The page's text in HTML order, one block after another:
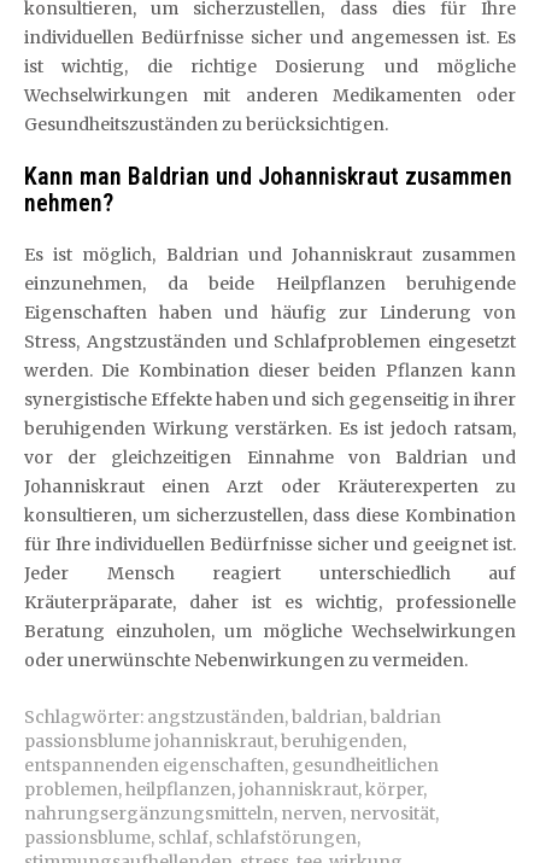
konsultieren, um sicherzustellen, dass dies für Ihre
individuellen Bedürfnisse sicher und angemessen ist. Es
ist wichtig, die richtige Dosierung und mögliche
Wechselwirkungen mit anderen Medikamenten oder
Gesundheitszuständen zu berücksichtigen.
Kann man Baldrian und Johanniskraut zusammen
nehmen?
Es ist möglich, Baldrian und Johanniskraut zusammen
einzunehmen, da beide Heilpflanzen beruhigende
Eigenschaften haben und häufig zur Linderung von
Stress, Angstzuständen und Schlafproblemen eingesetzt
werden. Die Kombination dieser beiden Pflanzen kann
synergistische Effekte haben und sich gegenseitig in ihrer
beruhigenden Wirkung verstärken. Es ist jedoch ratsam,
vor der gleichzeitigen Einnahme von Baldrian und
Johanniskraut einen Arzt oder Kräuterexperten zu
konsultieren, um sicherzustellen, dass diese Kombination
für Ihre individuellen Bedürfnisse sicher und geeignet ist.
Jeder Mensch reagiert unterschiedlich auf
Kräuterpräparate, daher ist es wichtig, professionelle
Beratung einzuholen, um mögliche Wechselwirkungen
oder unerwünschte Nebenwirkungen zu vermeiden.
Schlagwörter: angstzuständen,baldrian,baldrian
passionsblume johanniskraut,beruhigenden,
entspannenden eigenschaften, gesundheitlichen
problemen,heilpflanzen,johanniskraut,körper,
nahrungsergänzungsmitteln, nerven, nervosität,
passionsblume, schlaf, schlafstörungen,